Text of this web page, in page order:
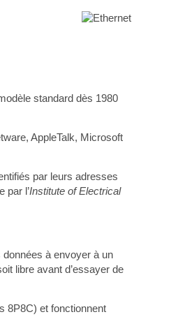
standard dès 1980
AppleTalk, Microsoft
par leurs adresses
par l’Institute of Electrical
à envoyer à un
libre avant d’essayer de
8P8C) et fonctionnent